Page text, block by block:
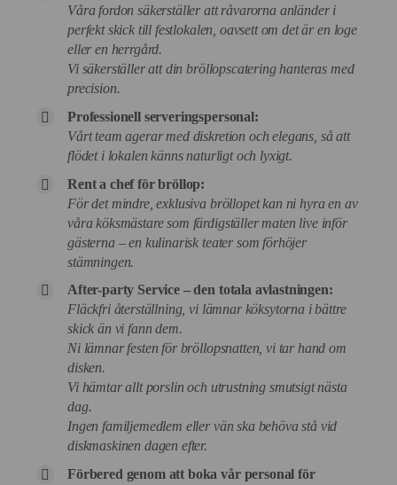
Våra fordon säkerställer att råvarorna anländer i
perfekt skick till festlokalen, oavsett om det är en loge
eller en herrgård.
Vi säkerställer att din bröllopscatering hanteras med
precision.
Professionell serveringspersonal:
Vårt team agerar med diskretion och elegans, så att
flödet i lokalen känns naturligt och lyxigt.
Rent a chef för bröllop:
För det mindre, exklusiva bröllopet kan ni hyra en av
våra köksmästare som färdigställer maten live inför
gästerna – en kulinarisk teater som förhöjer
stämningen.
After-party Service – den totala avlastningen:
Fläckfri återställning, vi lämnar köksytorna i bättre
skick än vi fann dem.
Ni lämnar festen för bröllopsnatten, vi tar hand om
disken.
Vi hämtar allt porslin och utrustning smutsigt nästa
dag.
Ingen familjemedlem eller vän ska behöva stå vid
diskmaskinen dagen efter.
Förbered genom att boka vår personal för